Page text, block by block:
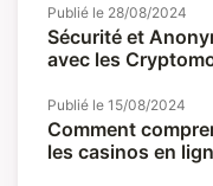
Publié le 28/08/2024
Sécurité et
avec les
Publié le 15/08/2024
Comment
les casinos en